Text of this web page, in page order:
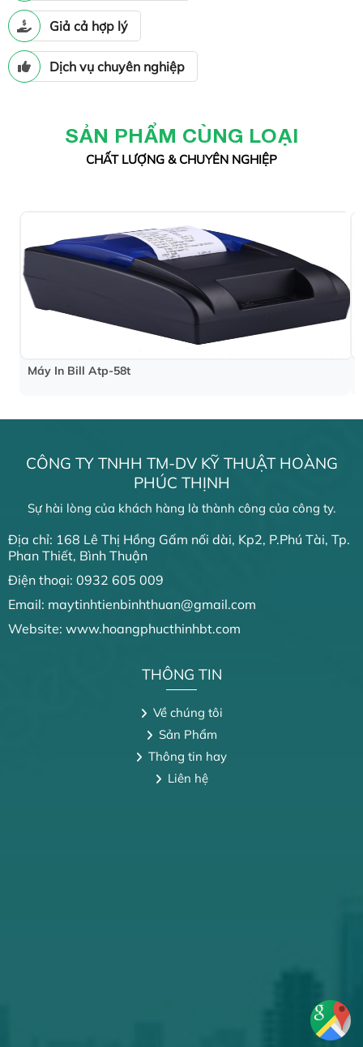
Giả cả hợp lý
Dịch vụ chuyên nghiệp
SẢN PHẨM CÙNG LOẠI
CHẤT LƯỢNG & CHUYÊN NGHIỆP
Máy In Bill Atp-58t
CÔNG TY TNHH TM-DV KỸ THUẬT HOÀNG
PHÚC THỊNH
Sự hài lòng của khách hàng là thành công của công ty.
Địa chỉ: 168 Lê Thị Hồng Gấm nối dài, Kp2, P.Phú Tài, Tp.
Phan Thiết, Bình Thuận
Điện thoại: 0932 605 009
Email: maytinhtienbinhthuan@gmail.com
Website: www.hoangphucthinhbt.com
THÔNG TIN
Về chúng tôi
Sản Phẩm
Thông tin hay
Liên hệ